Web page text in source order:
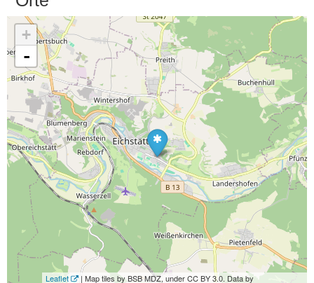
+
-
Leaflet
| Map tiles by BSB MDZ, under CC BY 3.0. Data by